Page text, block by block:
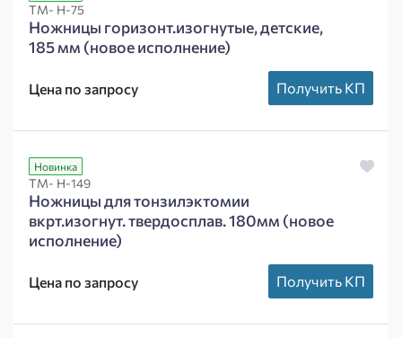
ТМ- Н-75
Ножницы горизонт.изогнутые, детские,
185 мм (новое исполнение)
Цена по запросу Получить КП
Новинка
ТМ- Н-149
Ножницы для тонзилэктомии
вкрт.изогнут. твердосплав. 180мм (новое
исполнение)
Цена по запросу Получить КП